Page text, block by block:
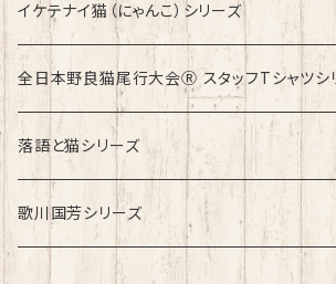
イケテナイ猫（にゃんこ）シリーズ
ロンドンバスに乗りたい！
全日本野良猫尾行大会Ⓡ スタッフTシャツシ
落語と猫シリーズ
歌川国芳シリーズ